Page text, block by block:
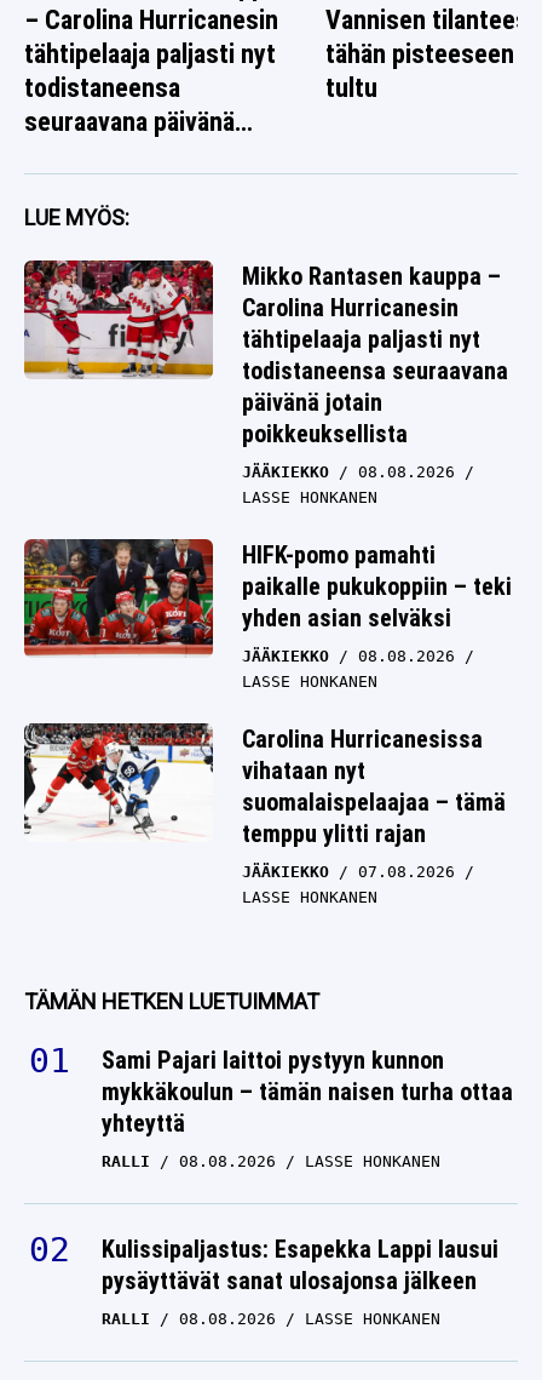
– Carolina Hurricanesin
tähtipelaaja paljasti nyt
todistaneensa
seuraavana päivänä
Vannisen
tähän pisteeseen
tultu
LUE MYÖS:
Mikko Rantasen kauppa –
Carolina Hurricanesin
tähtipelaaja paljasti nyt
todistaneensa seuraavana
päivänä jotain
poikkeuksellista
JÄÄKIEKKO
08.08.2026
LASSE HONKANEN
HIFK-pomo pamahti
paikalle pukukoppiin – teki
yhden asian selväksi
JÄÄKIEKKO
08.08.2026
LASSE HONKANEN
Carolina Hurricanesissa
vihataan nyt
suomalaispelaajaa – tämä
temppu ylitti rajan
JÄÄKIEKKO
07.08.2026
LASSE HONKANEN
TÄMÄN HETKEN LUETUIMMAT
Sami Pajari laittoi pystyyn kunnon
mykkäkoulun – tämän naisen turha ottaa
yhteyttä
RALLI 08.08.2026 LASSE HONKANEN
Kulissipaljastus: Esapekka Lappi lausui
pysäyttävät sanat ulosajonsa jälkeen
RALLI 08.08.2026 LASSE HONKANEN